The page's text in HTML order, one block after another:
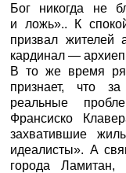
Бог никогда не
и ложь».. К
призвал жителей
кардинал —
В то же время
признает, что
реальные
Франсиско
захватившие
идеалисты». А
города Ламитан,